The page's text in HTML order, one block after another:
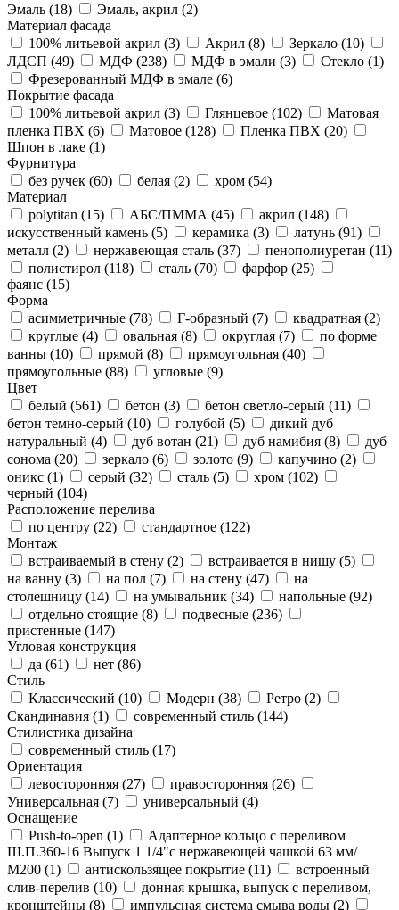
Эмаль (18) Эмаль, акрил (2)
Материал фасада
100% литьевой акрил (3) Акрил (8) Зеркало (10)
ЛДСП (49) МДФ (238) МДФ в эмали (3) Стекло (1)
Фрезерованный МДФ в эмале (6)
Покрытие фасада
100% литьевой акрил (3) Глянцевое (102)
Матовая
пленка ПВХ (6) Матовое (128) Пленка ПВХ (20)
Шпон в лаке (1)
Фурнитура
без ручек (60) белая (2) хром (54)
Материал
polytitan (15) АБС/ПММА (45) акрил (148)
искусственный камень (5) керамика (3) латунь (91)
металл (2) нержавеющая сталь (37) пенополиуретан (11)
полистирол (118) сталь (70) фарфор (25)
фаянс (15)
Форма
асимметричные (78) Г-образный (7) квадратная (2)
круглые (4) овальная (8) округлая (7)
по форме
ванны (10) прямой (8) прямоугольная (40)
прямоугольные (88) угловые (9)
Цвет
белый (561) бетон (3) бетон светло-серый (11)
бетон темно-серый (10) голубой (5)
дикий дуб
натуральный (4) дуб вотан (21) дуб намибия (8)
дуб
сонома (20) зеркало (6) золото (9) капучино (2)
оникс (1) серый (32) сталь (5) хром (102)
черный (104)
Расположение перелива
по центру (22) стандартное (122)
Монтаж
встраиваемый в стену (2) встраивается в нишу (5)
на ванну (3) на пол (7) на стену (47)
на
столешницу (14) на умывальник (34) напольные (92)
отдельно стоящие (8) подвесные (236)
пристенные (147)
Угловая конструкция
да (61) нет (86)
Стиль
Классический (10) Модерн (38) Ретро (2)
Скандинавия (1) современный стиль (144)
Стилистика дизайна
современный стиль (17)
Ориентация
левосторонняя (27) правосторонняя (26)
Универсальная (7) универсальный (4)
Оснащение
Push-to-open (1)
Адаптерное кольцо с переливом
Ш.П.360-16 Выпуск 1 1/4"с нержавеющей чашкой 63 мм/
М200 (1) антискользящее покрытие (11)
встроенный
слив-перелив (10)
донная крышка, выпуск с переливом,
кронштейны (8) импульсная система смыва воды (2)